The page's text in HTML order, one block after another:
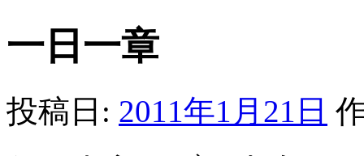
一日一章
投稿日: 2011年1月21日